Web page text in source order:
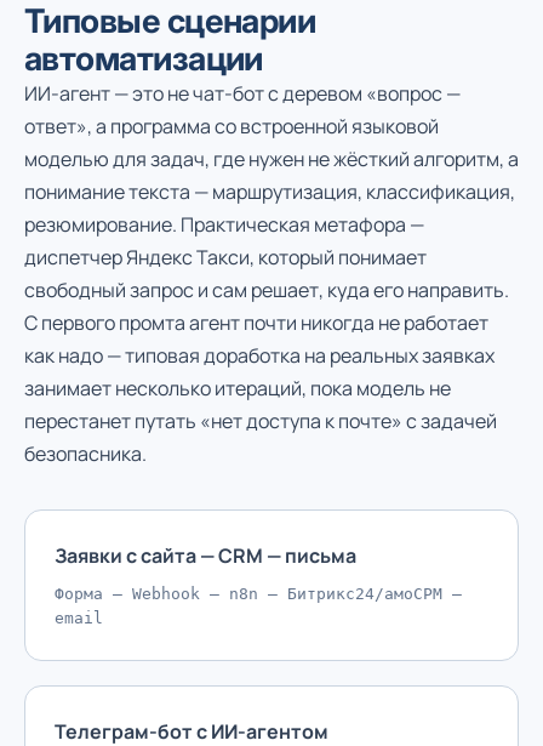
Типовые сценарии
автоматизации
ИИ-агент — это не чат-бот с деревом «вопрос —
ответ», а программа со встроенной языковой
моделью для задач, где нужен не жёсткий алгоритм, а
понимание текста — маршрутизация, классификация,
резюмирование. Практическая метафора —
диспетчер Яндекс Такси, который понимает
свободный запрос и сам решает, куда его направить.
С первого промта агент почти никогда не работает
как надо — типовая доработка на реальных заявках
занимает несколько итераций, пока модель не
перестанет путать «нет доступа к почте» с задачей
безопасника.
Заявки с сайта — CRM — письма
Форма — Webhook — n8n — Битрикс24/амоСРМ —
email
Телеграм-бот с ИИ-агентом